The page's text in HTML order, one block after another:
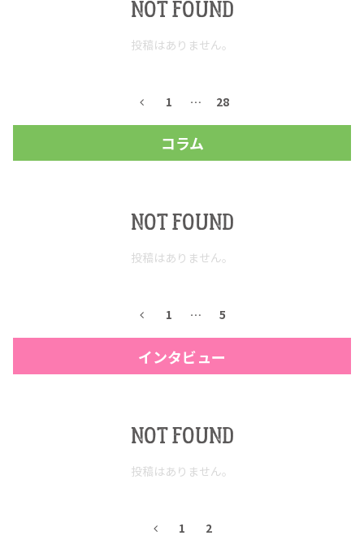
NOT FOUND
投稿はありません。
1 … 28
コラム
NOT FOUND
投稿はありません。
1 … 5
インタビュー
NOT FOUND
投稿はありません。
1 2